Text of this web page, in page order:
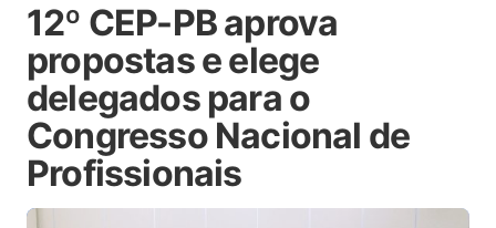
12º CEP-PB aprova
propostas e elege
delegados para o
Congresso Nacional de
Profissionais